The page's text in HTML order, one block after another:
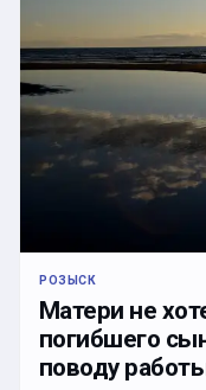
РОЗЫСК
Матери не
погибшего
поводу